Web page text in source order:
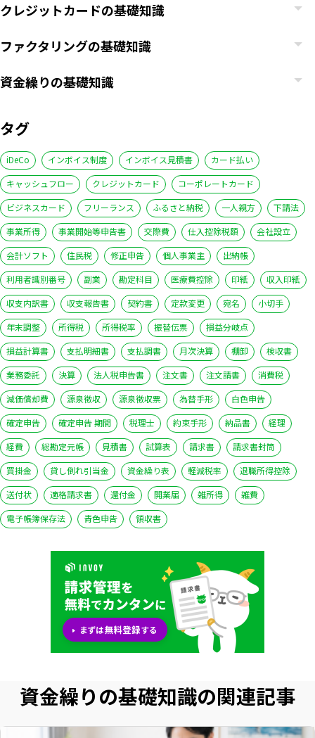
クレジットカードの基礎知識
ファクタリングの基礎知識
資金繰りの基礎知識
タグ
iDeCo インボイス制度 インボイス見積書
カード払い
キャッシュフロー
クレジットカード
コーポレートカード
ビジネスカード
フリーランス ふるさと納税 一人親方
下請法
事業所得
事業開始等申告書 交際費 仕入控除税額
会社設立
会計ソフト
住民税 修正申告 個人事業主
出納帳
利用者識別番号
副業 勘定科目 医療費控除 印紙
収入印紙
収支内訳書
収支報告書 契約書 定款変更 宛名
小切手
年末調整
所得税 所得税率 振替伝票
損益分岐点
損益計算書
支払明細書 支払調書 月次決算 棚卸
検収書
業務委託
決算 法人税申告書 注文書 注文請書
消費税
減価償却費
源泉徴収 源泉徴収票 為替手形
白色申告
確定申告
確定申告 期間 税理士 約束手形 納品書
経理
経費
総勘定元帳 見積書 試算表 請求書
請求書封筒
買掛金
貸し倒れ引当金 資金繰り表 軽減税率
退職所得控除
送付状
適格請求書 還付金 開業届 雑所得
雑費
電子帳簿保存法
青色申告 領収書
資金繰りの基礎知識の関連記事